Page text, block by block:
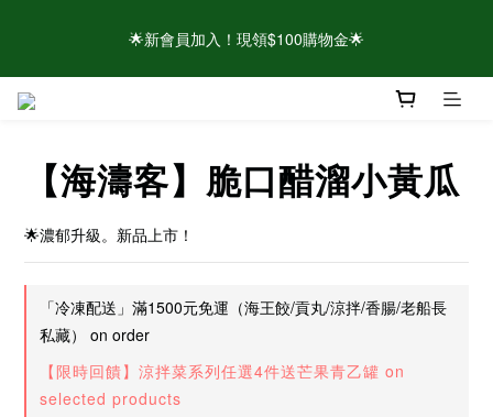
🌟新會員加入！現領$100購物金🌟
方聲明
【海濤客】脆口醋溜小黃瓜
🌟濃郁升級。新品上市！
「冷凍配送」滿1500元免運（海王餃/貢丸/涼拌/香腸/老船長
私藏） on order
【限時回饋】涼拌菜系列任選4件送芒果青乙罐 on
selected products